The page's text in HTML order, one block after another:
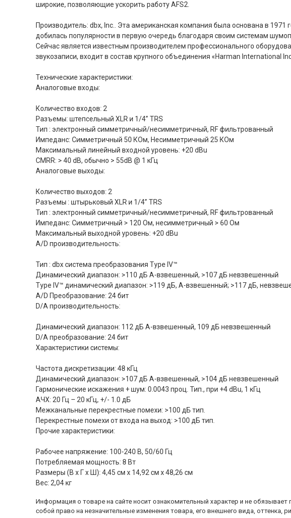
широкие, позволяющие ускорить работу AFS2.
Производитель: dbx, Inc.. Эта американская компания была основана в 1971
добилась популярности в первую очередь благодаря своим системам
Сейчас является известным производителем профессионального
звукозаписи, входит в состав крупного объединения «Harman International
Технические характеристики:
Аналоговые входы:
Количество входов: 2
Разъемы: штепсельный XLR и 1/4” TRS
Тип : электронный симметричный/несимметричный, RF фильтрованный
Импеданс: Симметричный 50 КОм, Несимметричный 25 КОм
Максимальный линейный входной уровень: +20 dBu
CMRR: > 40 dB, обычно > 55dB @ 1 кГц
Аналоговые выходы:
Количество выходов: 2
Разъемы : штырьковый XLR и 1/4” TRS
Тип : электронный симметричный/несимметричный, RF фильтрованный
Импеданс: Симметричный > 120 Ом, несимметричный > 60 Ом
Максимальный выходной уровень: +20 dBu
A/D производительность:
Тип : dbx система преобразования Type IV™
Динамический диапазон: >110 дБ A-взвешенный, >107 дБ невзвешенный
Type IV™ динамический диапазон: >119 дБ, A-взвешенный; >117 дБ,
A/D Преобразование: 24 бит
D/A производительность:
Динамический диапазон: 112 дБ A-взвешенный, 109 дБ невзвешенный
D/A преобразование: 24 бит
Характеристики системы:
Частота дискретизации: 48 кГц
Динамический диапазон: >107 дБ A-взвешенный, >104 дБ невзвешенный
Гармонические искажения + шум: 0.0043 проц. Тип., при +4 dBu, 1 кГц
АЧХ: 20 Гц – 20 кГц, +/- 1.0 дБ
Межканальные перекрестные помехи: >100 дБ тип.
Перекрестные помехи от входа на выход: >100 дБ тип.
Прочие характеристики:
Рабочее напряжение: 100-240 В, 50/60 Гц
Потребляемая мощность: 8 Вт
Размеры (В х Г х Ш): 4,45 см х 14,92 см х 48,26 см
Вес: 2,04 кг
Информация о товаре на сайте носит ознакомительный характер и не
собой право на незначительные изменения товара, его внешнего вида, оттенка,